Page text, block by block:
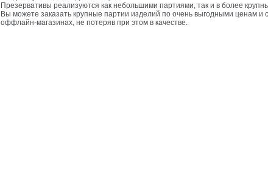
Презервативы реализуются как небольшими партиями, так и в более
Вы можете заказать крупные партии изделий по очень выгодными ценам и
оффлайн-магазинах, не потеряв при этом в качестве.